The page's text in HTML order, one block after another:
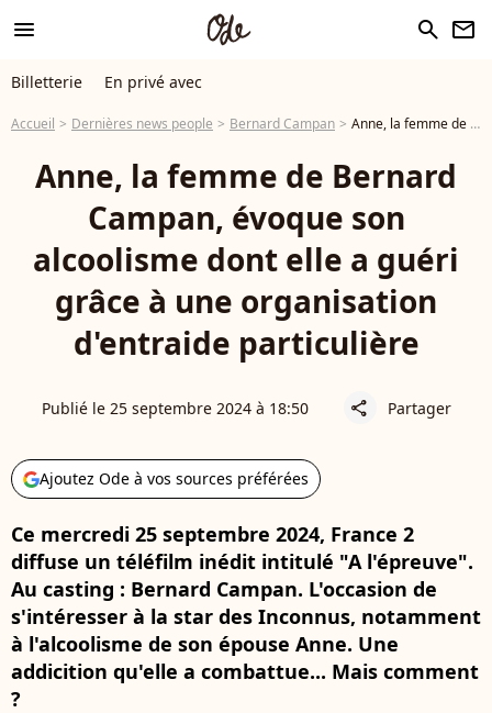
menu search newsletter
Billetterie En privé avec
Accueil Dernières news people Bernard Campan Anne, la femme de Bernard Campan, évoque son alcoolisme dont elle a guéri grâce à une organisation d'entraide particulière
Anne, la femme de Bernard
Campan, évoque son
alcoolisme dont elle a guéri
grâce à une organisation
d'entraide particulière
Publié le 25 septembre 2024 à 18:50 share Partager
Ajoutez Ode à vos sources préférées
Ce mercredi 25 septembre 2024, France 2
diffuse un téléfilm inédit intitulé "A l'épreuve".
Au casting : Bernard Campan. L'occasion de
s'intéresser à la star des Inconnus, notamment
à l'alcoolisme de son épouse Anne. Une
addicition qu'elle a combattue... Mais comment
?